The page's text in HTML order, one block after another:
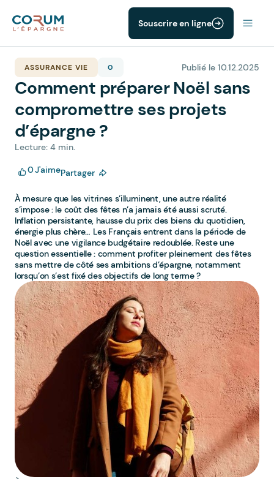
Souscrire en ligne
ASSURANCE VIE 0 Publié le 10.12.2025
Comment préparer Noël sans
compromettre ses projets
d’épargne ?
Lecture: 4 min.
0J'aimePartager
À mesure que les vitrines s’illuminent, une autre réalité
s’impose : le coût des fêtes n’a jamais été aussi scruté.
Inflation persistante, hausse du prix des biens du quotidien,
énergie plus chère… Les Français entrent dans la période de
Noël avec une vigilance budgétaire redoublée. Reste une
question essentielle : comment profiter pleinement des fêtes
sans mettre de côté ses ambitions d’épargne, notamment
lorsqu’on s’est fixé des objectifs de long terme ?